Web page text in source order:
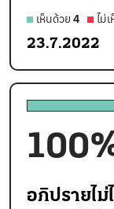
เห็นด้วย 4 ไม่
23.7.2022
100
อภิปรายไ